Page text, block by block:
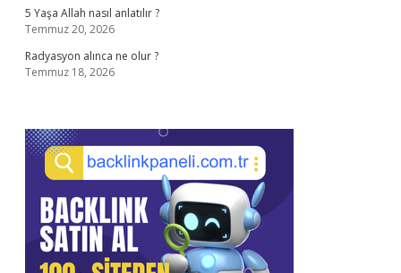
5 Yaşa Allah nasıl anlatılır ?
Temmuz 20, 2026
Radyasyon alınca ne olur ?
Temmuz 18, 2026